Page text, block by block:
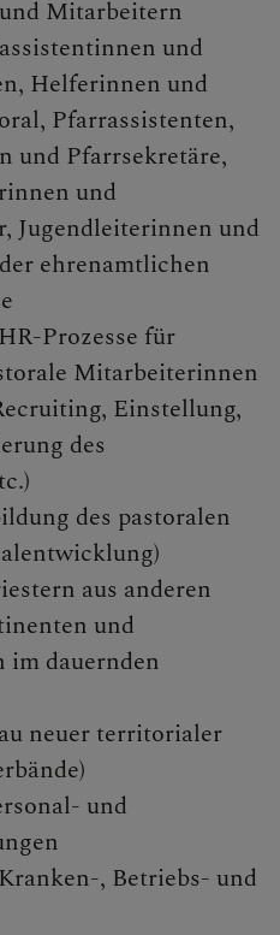
Verwaltung
&
Mitarbeitern
und
Helferinnen und
Pfarrassistenten,
und Pfarrsekretäre,
und
Jugendleiterinnen und
ehrenamtlichen
Prozesse für
Mitarbeiterinnen
Einstellung,
des
des pastoralen
aus anderen
und
im dauernden
neuer territorialer
und
, Betriebs- und